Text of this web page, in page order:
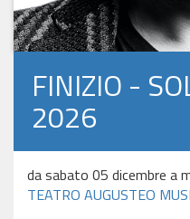
FINIZIO -
2026
da sabato 05 dicembre a
TEATRO AUGUSTEO